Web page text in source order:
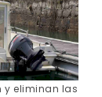
y eliminan las